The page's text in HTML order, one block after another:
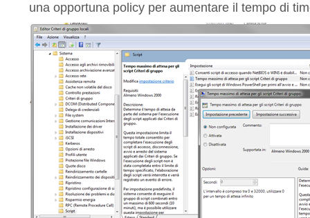
una opportuna policy per aumentare il tempo di